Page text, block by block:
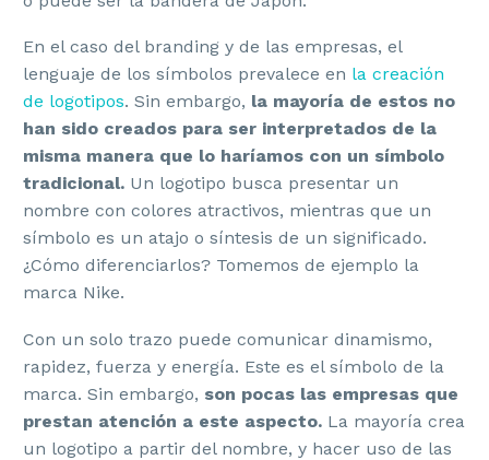
En el caso del branding y de las empresas, el
lenguaje de los símbolos prevalece en la creación
de logotipos. Sin embargo, la mayoría de estos no
han sido creados para ser interpretados de la
misma manera que lo haríamos con un símbolo
tradicional. Un logotipo busca presentar un
nombre con colores atractivos, mientras que un
símbolo es un atajo o síntesis de un significado.
¿Cómo diferenciarlos? Tomemos de ejemplo la
marca Nike.
Con un solo trazo puede comunicar dinamismo,
rapidez, fuerza y energía. Este es el símbolo de la
marca. Sin embargo, son pocas las empresas que
prestan atención a este aspecto. La mayoría crea
un logotipo a partir del nombre, y hacer uso de las